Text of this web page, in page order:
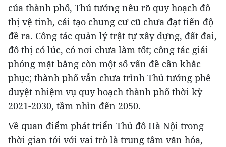
của thành phố, Thủ tướng nêu rõ quy hoạch đô
thị vệ tinh, cải tạo chung cư cũ chưa đạt tiến độ
đề ra. Công tác quản lý trật tự xây dựng, đất đai,
đô thị có lúc, có nơi chưa làm tốt; công tác giải
phóng mặt bằng còn một số vấn đề cần khắc
phục; thành phố vẫn chưa trình Thủ tướng phê
duyệt nhiệm vụ quy hoạch thành phố thời kỳ
2021-2030, tầm nhìn đến 2050.
Về quan điểm phát triển Thủ đô Hà Nội trong
thời gian tới với vai trò là trung tâm văn hóa,